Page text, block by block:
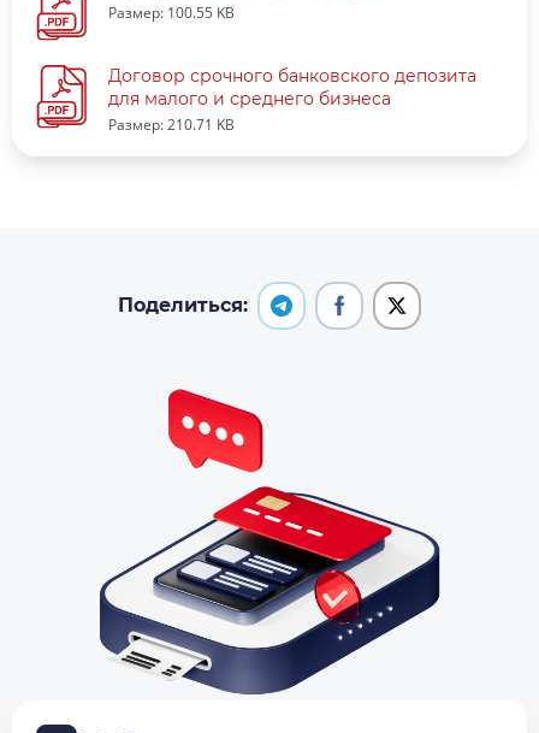
Размер: 100.55 KB
Договор срочного банковского депозита
для малого и среднего бизнеса
Размер: 210.71 KB
Поделиться: